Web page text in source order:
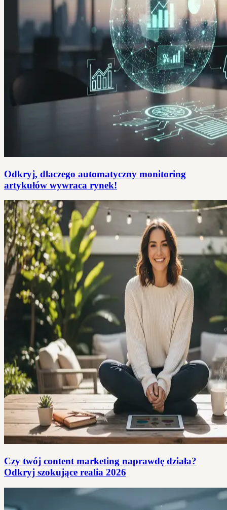
Odkryj, dlaczego automatyczny monitoring
artykułów wywraca rynek!
Czy twój content marketing naprawdę działa?
Odkryj szokujące realia 2026